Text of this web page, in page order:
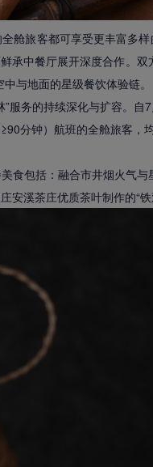
舱旅客都可享受更丰富多
中餐厅展开深度合作。双
与地面的星级餐饮体验链。
服务的持续深化与扩容。
分钟）航班的全舱旅客，
食包括：融合市井烟火气
安溪茶庄优质茶叶制作的“铁